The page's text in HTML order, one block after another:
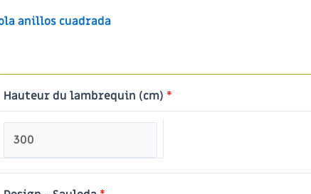
Hauteur du lambrequin (cm) *